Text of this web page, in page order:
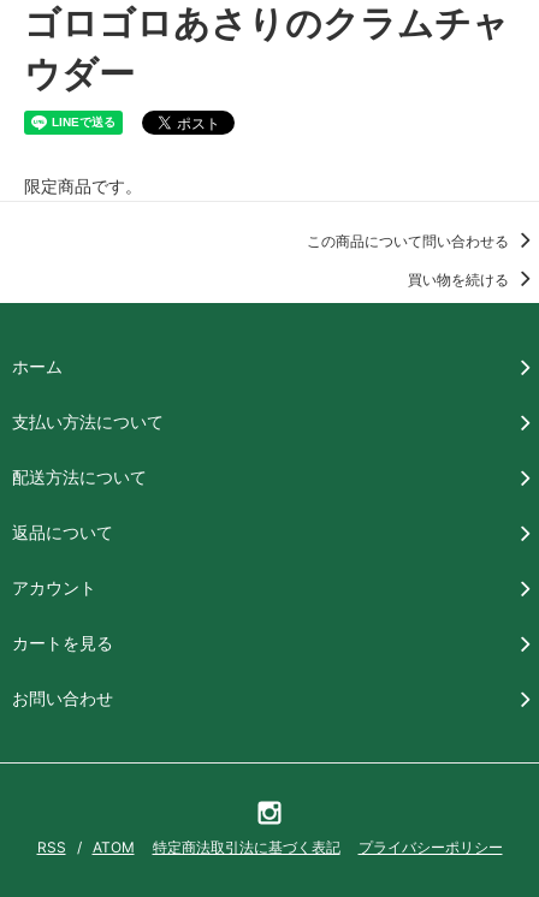
ゴロゴロあさりのクラムチャ
ウダー
限定商品です。
この商品について問い合わせる
買い物を続ける
ホーム
支払い方法について
配送方法について
返品について
アカウント
カートを見る
お問い合わせ
RSS / ATOM 特定商法取引法に基づく表記 プライバシーポリシー